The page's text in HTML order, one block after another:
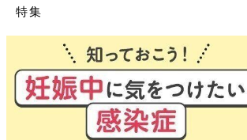
特集
玉川大学教育学部教授、大豆生田先生に子ども
アルを聞く連載。